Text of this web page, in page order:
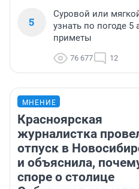
5
Суровой или
узнать по погоде
приметы
76 677 12
МНЕНИЕ
Красноярская
журналистка
отпуск в
и объяснила,
споре о столице